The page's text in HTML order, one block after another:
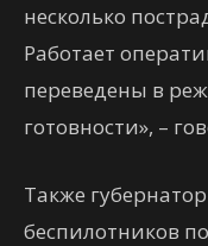
несколько
Работает
переведены в
готовности», –
Также
беспилотников